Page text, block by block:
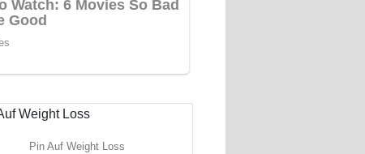
Pin Auf Weight Loss